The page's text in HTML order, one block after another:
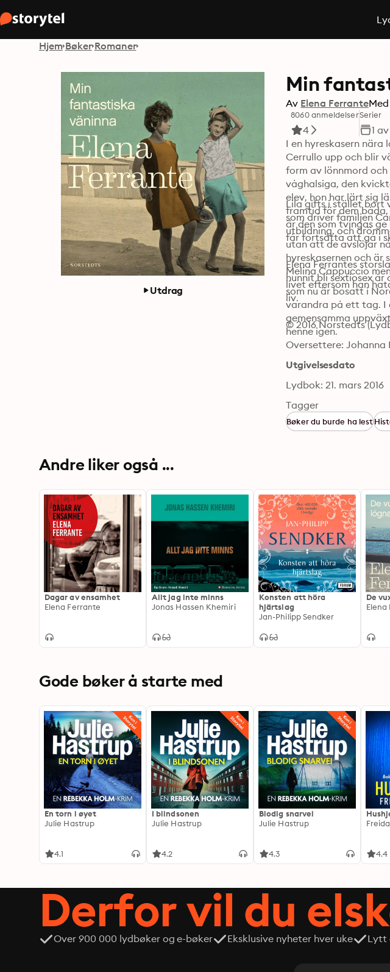
Hjem Bøker Romaner
Utdrag
Min
Av Elena FerranteMed
8060 anmeldelser
4
Serier
1
I en hyreskasern
Cerrullo upp och blir
form av lönnmord
våghalsiga, den
elev, hon har lärt sig
framtid för dem båda,
är den som tvingas
får fortsätta att gå i
Lila gifts i stället bort
som driver familjen
utbildning, och
utan att de avslöjar
hyreskasernen och
Melina Cappuccio
livet eftersom han
liv.
Elena Ferrantes
hunnit bli sextiosex år
som nu är bosatt i
varandra på ett tag. I
gemensamma
henne igen.
© 2016 Norstedts
Oversettere: Johanna
Utgivelsesdato
Lydbok: 21. mars 2016
Tagger
Bøker du burde ha lest
Andre liker også ...
Dagar av ensamhet
Elena Ferrante
Allt jag inte minns
Jonas Hassen Khemiri
Konsten att höra
hjärtslag
Jan-Philipp Sendker
De
Elena
Gode bøker å starte med
En torn i øyet
Julie Hastrup
4.1
I blindsonen
Julie Hastrup
4.2
Blodig snarvei
Julie Hastrup
4.3 4.4
Derfor vil du
Over 900 000 lydbøker og e-bøker Eksklusive nyheter hver uke Lytt